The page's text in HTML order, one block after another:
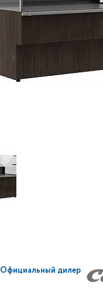
Официальный дилер